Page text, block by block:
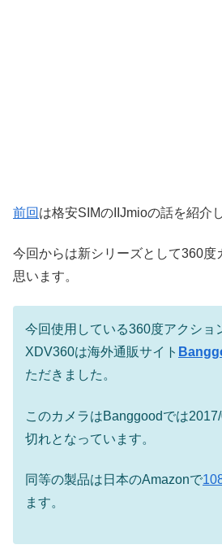
前回 は格安SIMのIIJmioの話を紹介
今回からは新シリーズとして360度
思います。
今回使用している360度アクショ
XDV360は海外通販サイト
ただきました。
このカメラはBanggoodでは
切れとなっています。
同等の製品は日本のAmazonで
ます。